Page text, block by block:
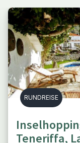
RUNDREISE
Teneriffa,